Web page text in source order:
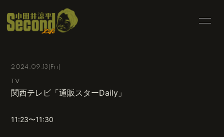
SCHEDULE
BLOG MOVIE
PHOTO
2024.09.13 [Fri]
TV
関西テレビ「通販スターDaily」
11:23〜11:30